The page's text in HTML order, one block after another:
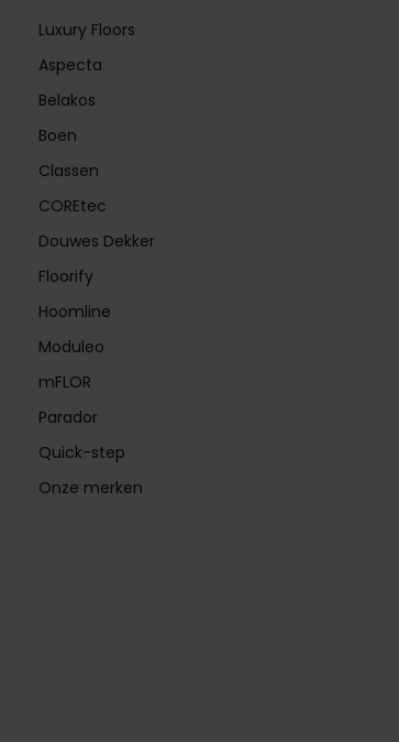
Luxury Floors
Aspecta
Belakos
Boen
Classen
COREtec
Douwes Dekker
Floorify
Hoomline
Moduleo
mFLOR
Parador
Quick-step
Onze merken